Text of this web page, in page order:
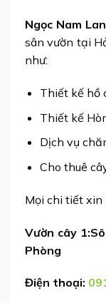
Ngọc Nam
sân vườn tại
như:
Thiết kế hồ
Thiết kế
Dịch vụ
Cho thuê
Mọi chi tiết xin
Vườn cây
Phòng
Điện thoại: